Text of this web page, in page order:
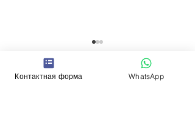
Контактная форма WhatsApp